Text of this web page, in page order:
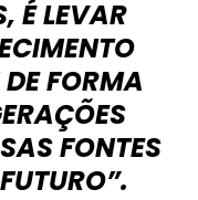
É LEVAR
DE FORMA
FONTES